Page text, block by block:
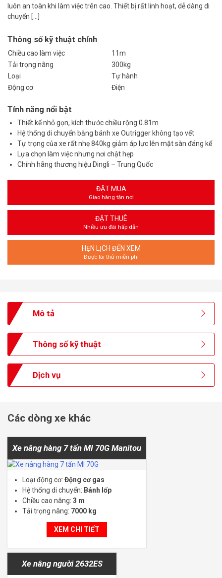
luôn an toàn khi làm việc trên cao. Thiết bị rất linh hoạt, dễ dàng di
chuyển […]
Thông số kỹ thuật chính
Chiều cao làm việc
11m
Tải trọng nâng
300kg
Loại
Tự hành
Động cơ
Điện
Tính năng nổi bật
Thiết kế nhỏ gọn, kích thước chiều rộng 0.81m
Hệ thống di chuyển bằng bánh xe Outrigger không tạo vết
Tự trọng của xe rất nhẹ 840kg giảm áp lực lên mặt sàn đáng kể
Lựa chọn làm việc nhưng nơi chật hẹp
Chính hãng thương hiệu Dingli – Trung Quốc
ĐẶT MUA
Giao hàng tận nơi
ĐẶT THUÊ
Nhiều ưu đãi hấp dẫn
HẸN LỊCH ĐẾN XEM
Được lái thử miễn phí
Mô tả
Thông số kỹ thuật
Dịch vụ
Các dòng xe khác
Xe nâng hàng 7 tấn MI 70G Manitou
Loại động cơ: Động cơ gas
Hệ thống di chuyển: Bánh lốp
Chiều cao nâng: 3 m
Tải trọng nâng: 7000 kg
XEM CHI TIẾT
Xe nâng người 2632ES